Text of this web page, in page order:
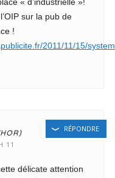
sur la pub de
!
2011/11/15/
11
délicate attention
RÉPONDRE